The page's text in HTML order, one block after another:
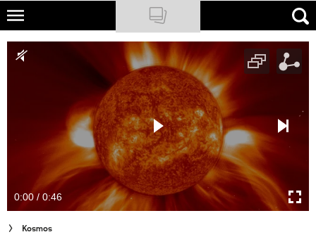
Skip
main
NATIONAL GEOGRAPHIC
Newsletter
Cuda Polski
Wielki Konkurs Fotograficzny
0:00 / 0:46
Kosmos